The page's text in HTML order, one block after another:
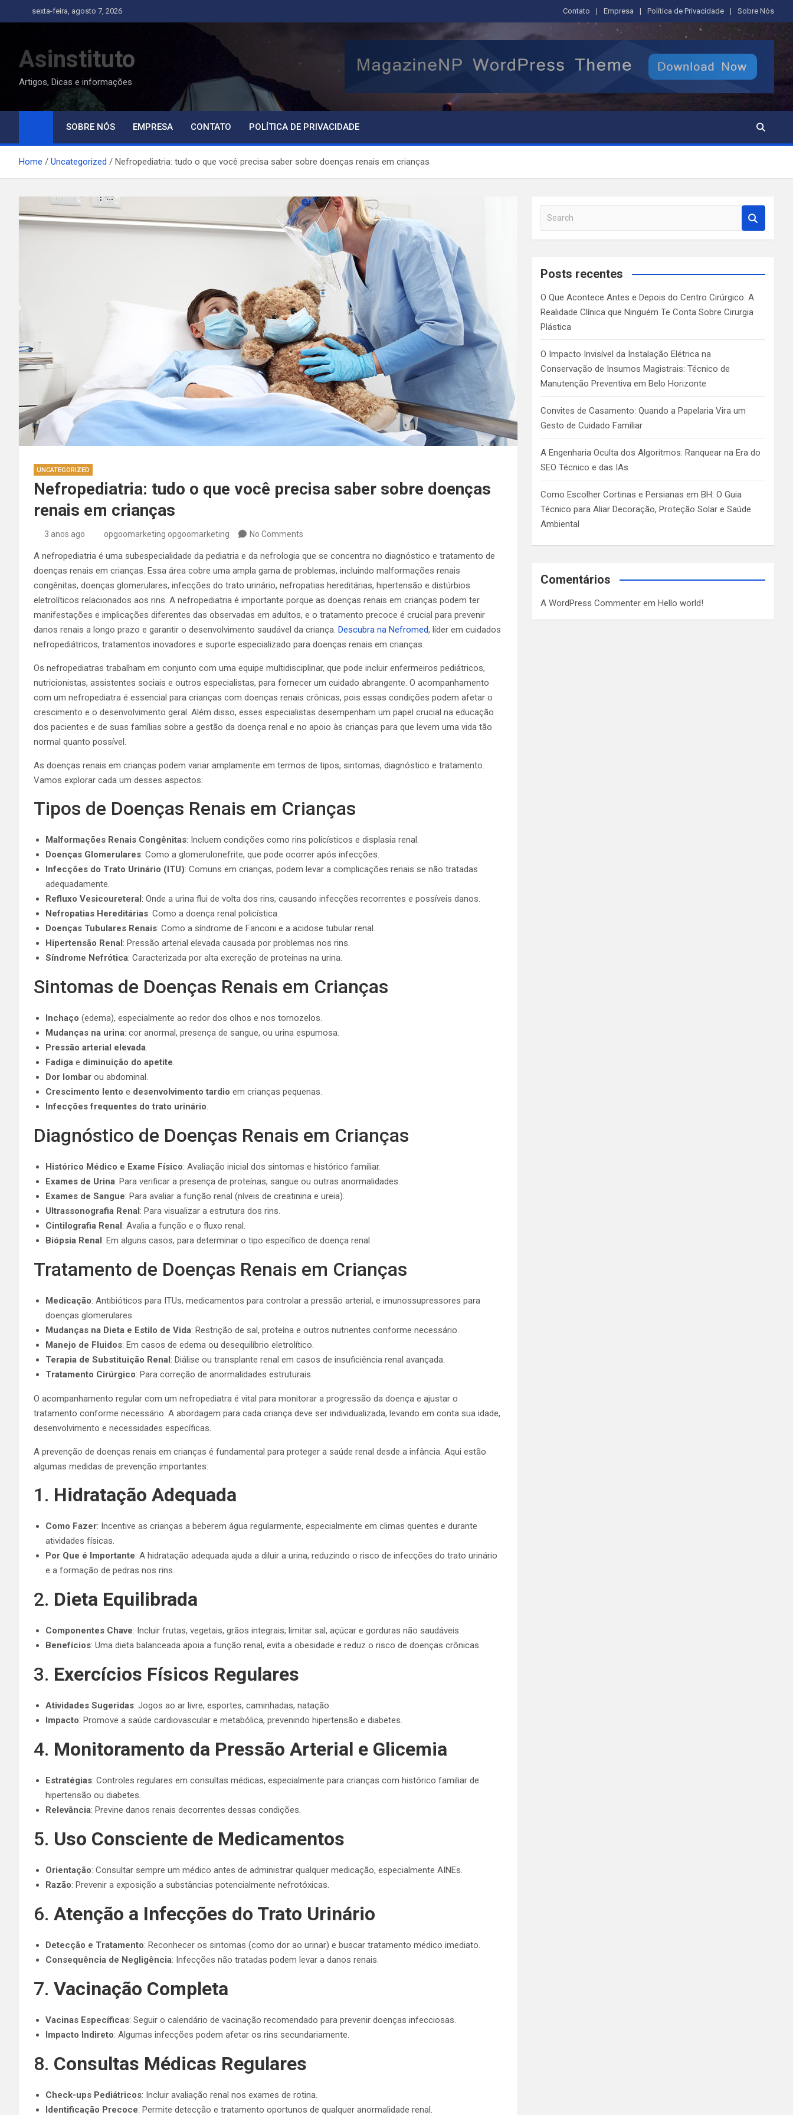
to
sexta-feira, agosto 7, 2026 Contato Empresa Política de Privacidade Sobre Nós
Asinstituto
Artigos, Dicas e informações
SOBRE NÓS EMPRESA CONTATO POLÍTICA DE PRIVACIDADE
Home Uncategorized Nefropediatria: tudo o que você precisa saber sobre doenças renais em crianças
UNCATEGORIZED
Nefropediatria: tudo o que você precisa saber sobre doenças
renais em crianças
3 anos ago opgoomarketing opgoomarketing No Comments
A nefropediatria é uma subespecialidade da pediatria e da nefrologia que se concentra no diagnóstico e tratamento de
doenças renais em crianças. Essa área cobre uma ampla gama de problemas, incluindo malformações renais
congênitas, doenças glomerulares, infecções do trato urinário, nefropatias hereditárias, hipertensão e distúrbios
eletrolíticos relacionados aos rins. A nefropediatria é importante porque as doenças renais em crianças podem ter
manifestações e implicações diferentes das observadas em adultos, e o tratamento precoce é crucial para prevenir
danos renais a longo prazo e garantir o desenvolvimento saudável da criança. Descubra na Nefromed, líder em cuidados
nefropediátricos, tratamentos inovadores e suporte especializado para doenças renais em crianças.
Os nefropediatras trabalham em conjunto com uma equipe multidisciplinar, que pode incluir enfermeiros pediátricos,
nutricionistas, assistentes sociais e outros especialistas, para fornecer um cuidado abrangente. O acompanhamento
com um nefropediatra é essencial para crianças com doenças renais crônicas, pois essas condições podem afetar o
crescimento e o desenvolvimento geral. Além disso, esses especialistas desempenham um papel crucial na educação
dos pacientes e de suas famílias sobre a gestão da doença renal e no apoio às crianças para que levem uma vida tão
normal quanto possível.
As doenças renais em crianças podem variar amplamente em termos de tipos, sintomas, diagnóstico e tratamento.
Vamos explorar cada um desses aspectos:
Tipos de Doenças Renais em Crianças
Malformações Renais Congênitas: Incluem condições como rins policísticos e displasia renal.
Doenças Glomerulares: Como a glomerulonefrite, que pode ocorrer após infecções.
Infecções do Trato Urinário (ITU): Comuns em crianças, podem levar a complicações renais se não tratadas
adequadamente.
Refluxo Vesicoureteral: Onde a urina flui de volta dos rins, causando infecções recorrentes e possíveis danos.
Nefropatias Hereditárias: Como a doença renal policística.
Doenças Tubulares Renais: Como a síndrome de Fanconi e a acidose tubular renal.
Hipertensão Renal: Pressão arterial elevada causada por problemas nos rins.
Síndrome Nefrótica: Caracterizada por alta excreção de proteínas na urina.
Sintomas de Doenças Renais em Crianças
Inchaço (edema), especialmente ao redor dos olhos e nos tornozelos.
Mudanças na urina: cor anormal, presença de sangue, ou urina espumosa.
Pressão arterial elevada.
Fadiga e diminuição do apetite.
Dor lombar ou abdominal.
Crescimento lento e desenvolvimento tardio em crianças pequenas.
Infecções frequentes do trato urinário.
Diagnóstico de Doenças Renais em Crianças
Histórico Médico e Exame Físico: Avaliação inicial dos sintomas e histórico familiar.
Exames de Urina: Para verificar a presença de proteínas, sangue ou outras anormalidades.
Exames de Sangue: Para avaliar a função renal (níveis de creatinina e ureia).
Ultrassonografia Renal: Para visualizar a estrutura dos rins.
Cintilografia Renal: Avalia a função e o fluxo renal.
Biópsia Renal: Em alguns casos, para determinar o tipo específico de doença renal.
Tratamento de Doenças Renais em Crianças
Medicação: Antibióticos para ITUs, medicamentos para controlar a pressão arterial, e imunossupressores para
doenças glomerulares.
Mudanças na Dieta e Estilo de Vida: Restrição de sal, proteína e outros nutrientes conforme necessário.
Manejo de Fluidos: Em casos de edema ou desequilíbrio eletrolítico.
Terapia de Substituição Renal: Diálise ou transplante renal em casos de insuficiência renal avançada.
Tratamento Cirúrgico: Para correção de anormalidades estruturais.
O acompanhamento regular com um nefropediatra é vital para monitorar a progressão da doença e ajustar o
tratamento conforme necessário. A abordagem para cada criança deve ser individualizada, levando em conta sua idade,
desenvolvimento e necessidades específicas.
A prevenção de doenças renais em crianças é fundamental para proteger a saúde renal desde a infância. Aqui estão
algumas medidas de prevenção importantes:
1. Hidratação Adequada
Como Fazer: Incentive as crianças a beberem água regularmente, especialmente em climas quentes e durante
atividades físicas.
Por Que é Importante: A hidratação adequada ajuda a diluir a urina, reduzindo o risco de infecções do trato urinário
e a formação de pedras nos rins.
2. Dieta Equilibrada
Componentes Chave: Incluir frutas, vegetais, grãos integrais; limitar sal, açúcar e gorduras não saudáveis.
Benefícios: Uma dieta balanceada apoia a função renal, evita a obesidade e reduz o risco de doenças crônicas.
3. Exercícios Físicos Regulares
Atividades Sugeridas: Jogos ao ar livre, esportes, caminhadas, natação.
Impacto: Promove a saúde cardiovascular e metabólica, prevenindo hipertensão e diabetes.
4. Monitoramento da Pressão Arterial e Glicemia
Estratégias: Controles regulares em consultas médicas, especialmente para crianças com histórico familiar de
hipertensão ou diabetes.
Relevância: Previne danos renais decorrentes dessas condições.
5. Uso Consciente de Medicamentos
Orientação: Consultar sempre um médico antes de administrar qualquer medicação, especialmente AINEs.
Razão: Prevenir a exposição a substâncias potencialmente nefrotóxicas.
6. Atenção a Infecções do Trato Urinário
Detecção e Tratamento: Reconhecer os sintomas (como dor ao urinar) e buscar tratamento médico imediato.
Consequência de Negligência: Infecções não tratadas podem levar a danos renais.
7. Vacinação Completa
Vacinas Específicas: Seguir o calendário de vacinação recomendado para prevenir doenças infecciosas.
Impacto Indireto: Algumas infecções podem afetar os rins secundariamente.
8. Consultas Médicas Regulares
Check-ups Pediátricos: Incluir avaliação renal nos exames de rotina.
Identificação Precoce: Permite detecção e tratamento oportunos de qualquer anormalidade renal.
a
c
Posts recentes
O Que Acontece Antes e Depois do Centro Cirúrgico: A
Realidade Clínica que Ninguém Te Conta Sobre Cirurgia
Plástica
O Impacto Invisível da Instalação Elétrica na
Conservação de Insumos Magistrais: Técnico de
Manutenção Preventiva em Belo Horizonte
Convites de Casamento: Quando a Papelaria Vira um
Gesto de Cuidado Familiar
A Engenharia Oculta dos Algoritmos: Ranquear na Era do
SEO Técnico e das IAs
Como Escolher Cortinas e Persianas em BH: O Guia
Técnico para Aliar Decoração, Proteção Solar e Saúde
Ambiental
Comentários
A WordPress Commenter emHello world!